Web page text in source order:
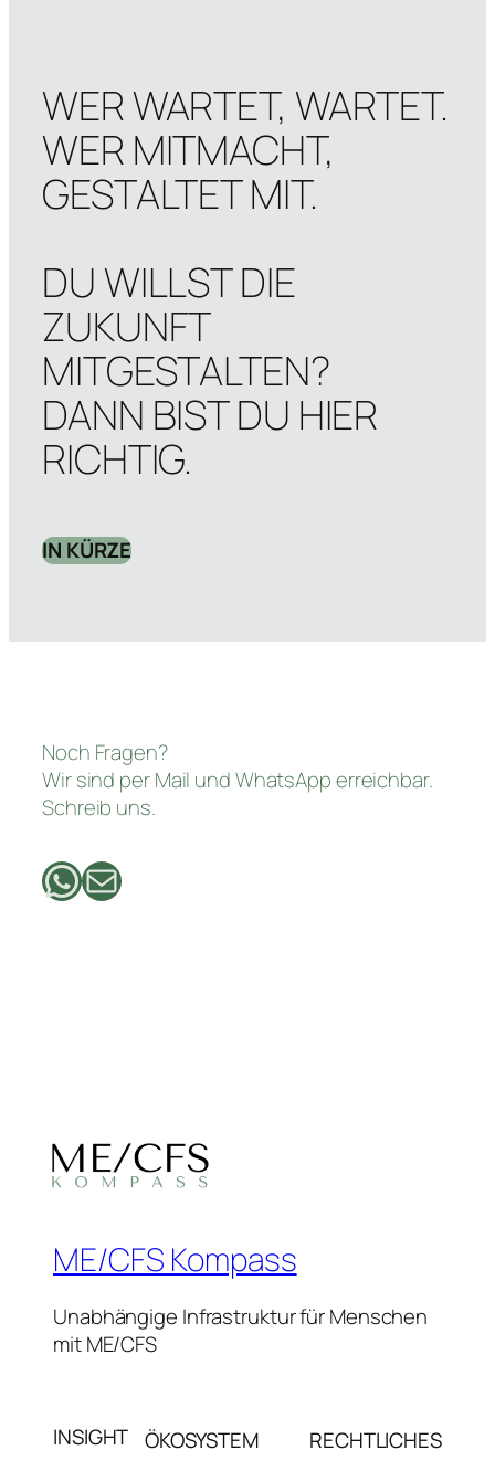
WER WARTET, WARTET.
WER MITMACHT,
GESTALTET MIT.
DU WILLST DIE
ZUKUNFT
MITGESTALTEN?
DANN BIST DU HIER
RICHTIG.
IN KÜRZE
Noch Fragen?
Wir sind per Mail und WhatsApp erreichbar.
Schreib uns.
WhatsApp
E-Mail
ME/CFS Kompass
Unabhängige Infrastruktur für Menschen
mit ME/CFS
INSIGHT ÖKOSYSTEM RECHTLICHES